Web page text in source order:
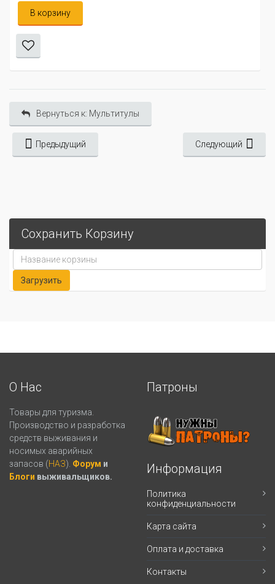
Вернуться к: Мультитулы
Предыдущий Следующий
Сохранить Корзину
О Нас
Товары для туризма.
Производство и разработка
средств выживания и
носимых аварийных
запасов (НАЗ). Форум и
Блоги выживальщиков.
Патроны
Информация
Политика
конфиденциальности
Карта сайта
Оплата и доставка
Контакты